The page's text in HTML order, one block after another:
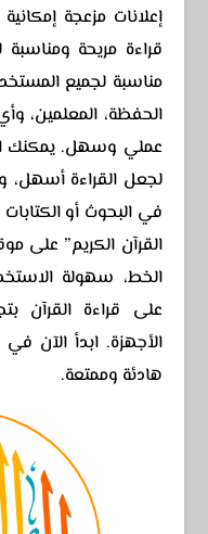
إعلانات مزعجة
قراءة مريحة ومناسبة
مناسبة لجميع
الحفظة، المعلمين،
عملي وسهل. يمكنك
لجعل القراءة أسهل،
في البحوث أو
القرآن الكريم” على
الخط، سهولة
على قراءة القرآن
الأجهزة. ابدأ الآن
هادئة وممتعة.